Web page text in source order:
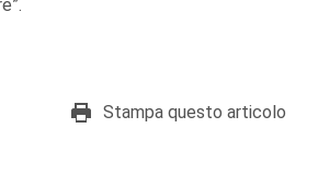
Stampa questo articolo